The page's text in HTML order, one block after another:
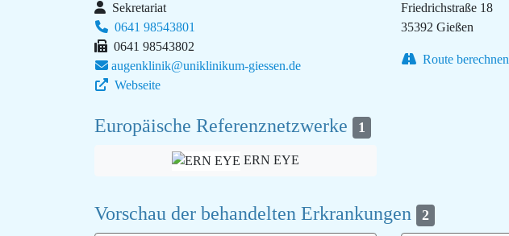
Sekretariat
0641 98543801
0641 98543802
augenklinik@uniklinikum-giessen.de
Webseite
Friedrichstraße 18
35392 Gießen
Route berechnen
Europäische Referenznetzwerke 1
ERN EYE
Vorschau der behandelten Erkrankungen 2